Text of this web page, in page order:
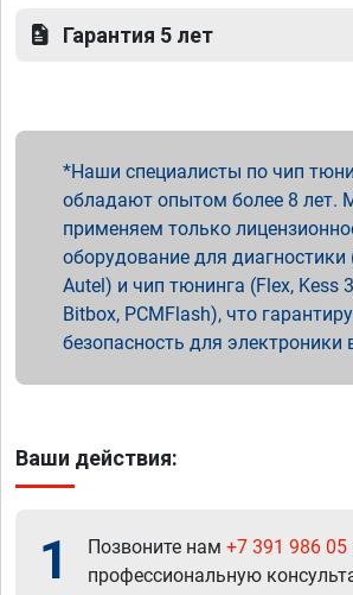
Гарантия 5 лет
Наши специалисты по чип
обладают опытом более 8 лет.
применяем только
оборудование для диагностики
Autel) и чип тюнинга (Flex, Kess
Bitbox, PCMFlash), что
безопасность для электроники
Ваши действия:
1 Позвоните нам +7 391 986 05
профессиональную